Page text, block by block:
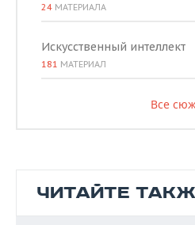
24 МАТЕРИАЛА
Искусственный интеллект
181 МАТЕРИАЛ
Все
ЧИТАЙТЕ